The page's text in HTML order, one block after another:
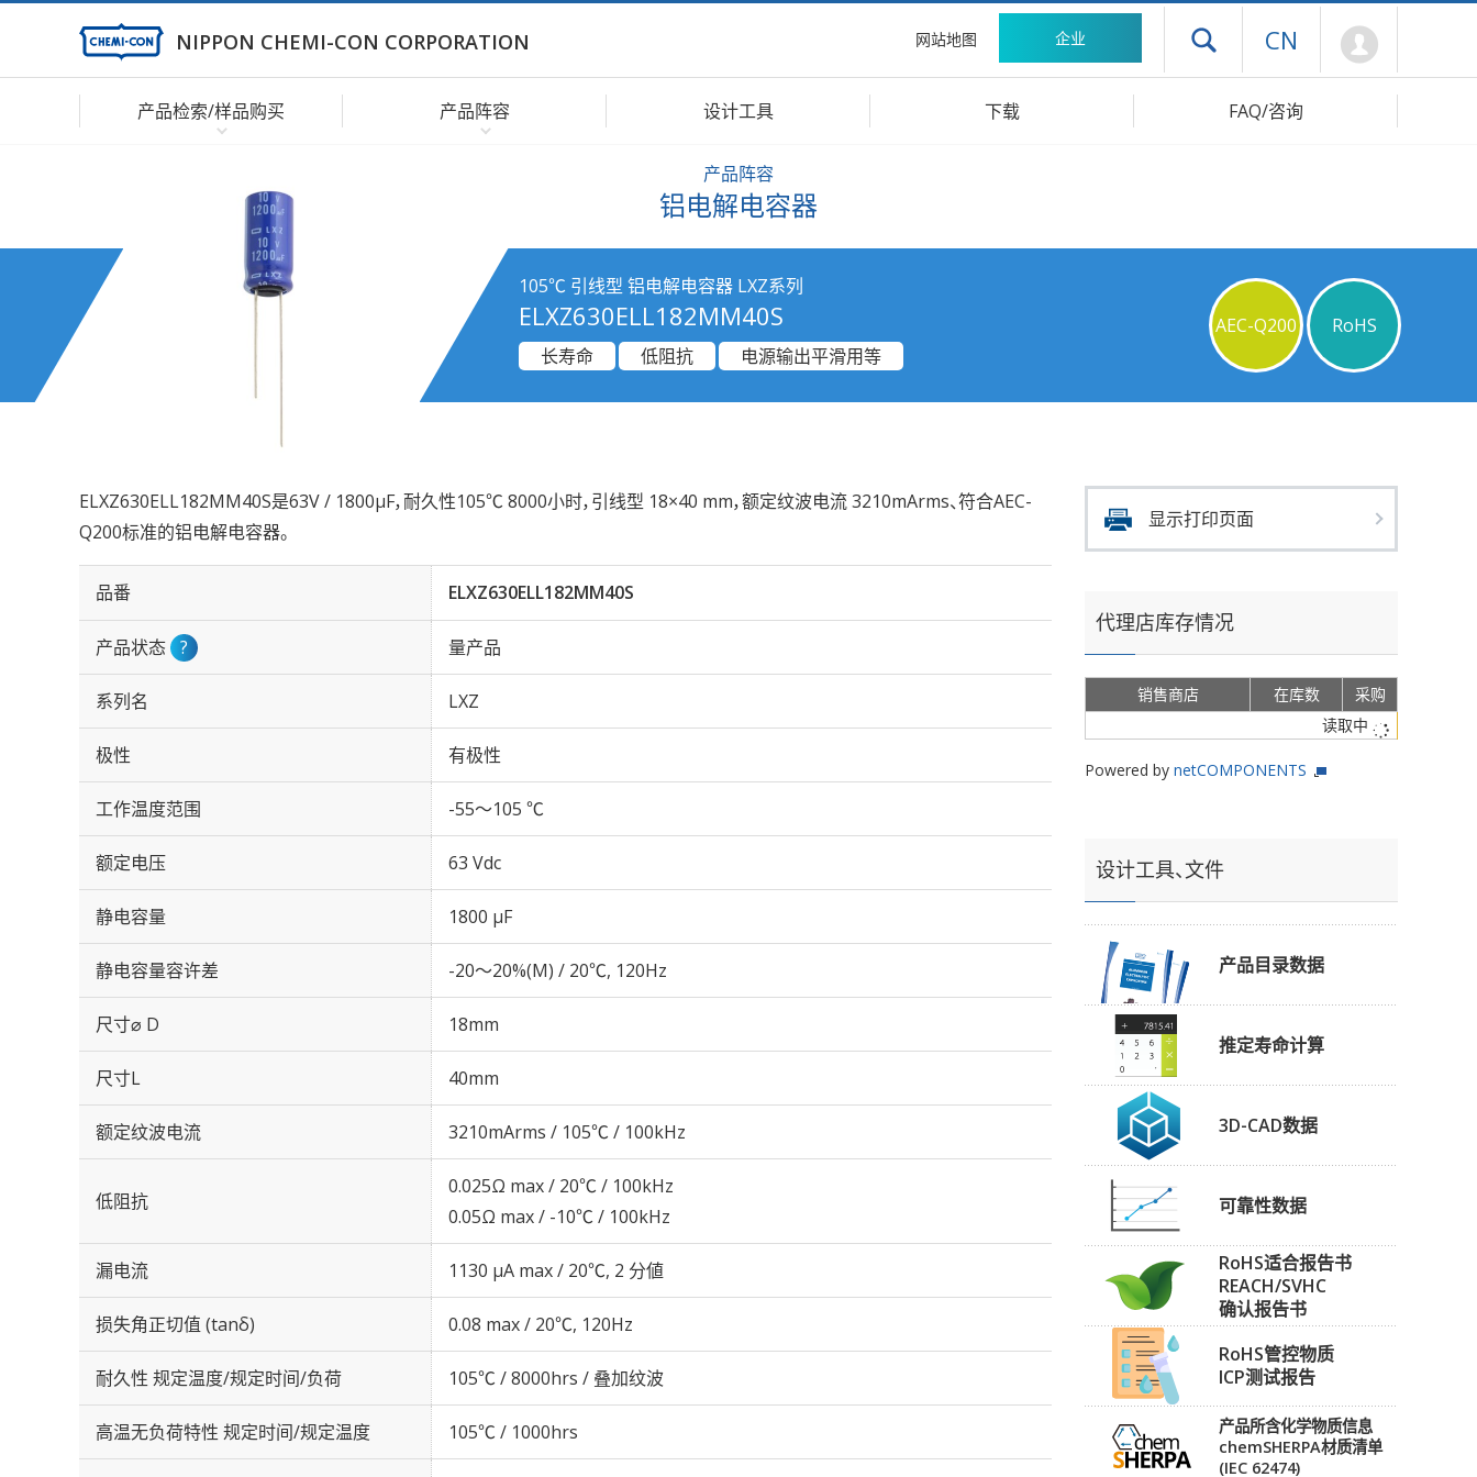
NIPPON CHEMI-CON CORPORATION 网站地图 企业 打开抽屉菜单
CN
产品检索/样品购买 产品阵容 设计工具 下载 FAQ/咨询
产品阵容
铝电解电容器
105℃ 引线型 铝电解电容器 LXZ系列
ELXZ630ELL182MM40S AEC-Q200
RoHS
长寿命
低阻抗 电源输出平滑用等
ELXZ630ELL182MM40S是63V / 1800µF，耐久性105℃ 8000小时，引线型 18×40 mm，额定纹波电流 3210mArms、符合AEC-
Q200标准的铝电解电容器。
品番 ELXZ630ELL182MM40S
产品状态 ? 量产品
系列名 LXZ
极性 有极性
工作温度范围 -55～105 ℃
额定电压 63 Vdc
静电容量 1800 µF
静电容量容许差 -20～20%(M) / 20℃, 120Hz
尺寸⌀ D 18mm
尺寸L 40mm
额定纹波电流 3210mArms / 105℃ / 100kHz
低阻抗
0.025Ω max / 20℃ / 100kHz
0.05Ω max / -10℃ / 100kHz
漏电流 1130 μA max / 20℃, 2 分値
损失角正切值 (tanδ) 0.08 max / 20℃, 120Hz
耐久性 规定温度/规定时间/负荷 105℃ / 8000hrs / 叠加纹波
高温无负荷特性 规定时间/规定温度 105℃ / 1000hrs
显示打印页面
代理店库存情况
销售商店 在库数
采购
读取中
Powered by netCOMPONENTS
设计工具、文件
产品目录数据
推定寿命计算
3D-CAD数据
可靠性数据
RoHS适合报告书
REACH/SVHC
确认报告书
RoHS管控物质
ICP测试报告
产品所含化学物质信息
chemSHERPA材质清单
(IEC 62474)